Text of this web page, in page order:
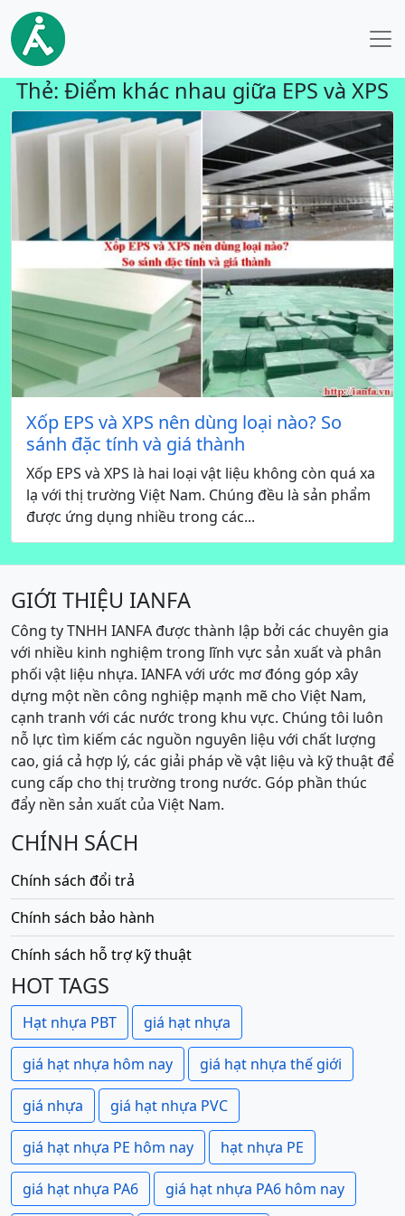
Thẻ: Điểm khác nhau giữa EPS và XPS
Xốp EPS và XPS nên dùng loại nào? So
sánh đặc tính và giá thành
Xốp EPS và XPS là hai loại vật liệu không còn quá xa
lạ với thị trường Việt Nam. Chúng đều là sản phẩm
được ứng dụng nhiều trong các...
GIỚI THIỆU IANFA
Công ty TNHH IANFA được thành lập bởi các chuyên gia
với nhiều kinh nghiệm trong lĩnh vực sản xuất và phân
phối vật liệu nhựa. IANFA với ước mơ đóng góp xây
dựng một nền công nghiệp mạnh mẽ cho Việt Nam,
cạnh tranh với các nước trong khu vực. Chúng tôi luôn
nỗ lực tìm kiếm các nguồn nguyên liệu với chất lượng
cao, giá cả hợp lý, các giải pháp về vật liệu và kỹ thuật để
cung cấp cho thị trường trong nước. Góp phần thúc
đẩy nền sản xuất của Việt Nam.
CHÍNH SÁCH
Chính sách đổi trả
Chính sách bảo hành
Chính sách hỗ trợ kỹ thuật
HOT TAGS
Hạt nhựa PBT giá hạt nhựa
giá hạt nhựa hôm nay giá hạt nhựa thế giới
giá nhựa giá hạt nhựa PVC
giá hạt nhựa PE hôm nay hạt nhựa PE
giá hạt nhựa PA6 giá hạt nhựa PA6 hôm nay